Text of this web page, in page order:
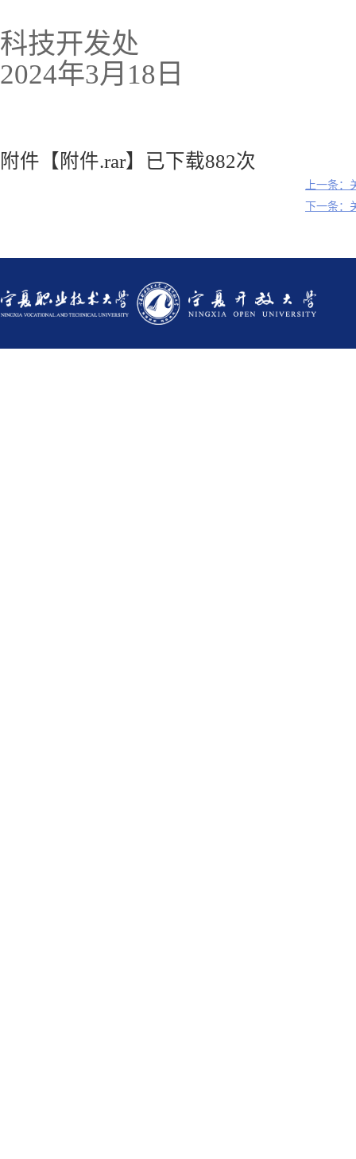
科技开发处
2024年3月 18 日
附件【 附件.rar】 已下载882次
上一条
下一条